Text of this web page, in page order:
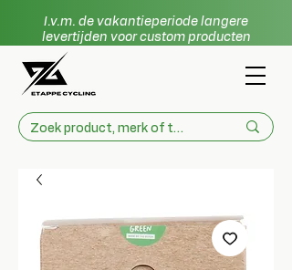
I.v.m. de vakantieperiode langere
levertijden voor custom producten